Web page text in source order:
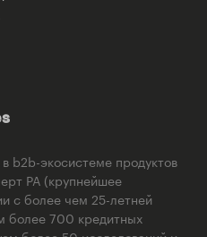
b2b-экосистеме продуктов
РА (крупнейшее
с более чем 25-летней
более 700 кредитных